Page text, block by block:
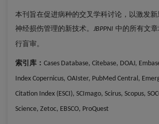
本刊旨在促进病种的交叉学科讨论，以激发
神经损伤管理的新技术。 JBPPNI 中的所有文
行盲审。
索引库： Cases Database, Citebase, DOAJ,
Index Copernicus, OAIster, PubMed Central,
Citation Index (ESCI), SCImago, Scirus, Scopus,
Science, Zetoc, EBSCO, ProQuest